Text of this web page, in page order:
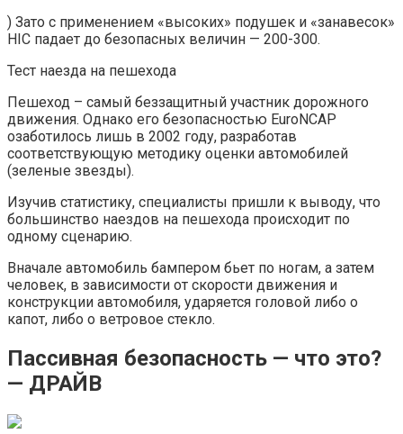
) Зато с применением «высоких» подушек и «занавесок»
НIС падает до безопасных величин — 200-300.
Тест наезда на пешехода
Пешеход – самый беззащитный участник дорожного
движения. Однако его безопасностью EuroNCAP
озаботилось лишь в 2002 году, разработав
соответствующую методику оценки автомобилей
(зеленые звезды).
Изучив статистику, специалисты пришли к выводу, что
большинство наездов на пешехода происходит по
одному сценарию.
Вначале автомобиль бампером бьет по ногам, а затем
человек, в зависимости от скорости движения и
конструкции автомобиля, ударяется головой либо о
капот, либо о ветровое стекло.
Пассивная безопасность — что это?
— ДРАЙВ